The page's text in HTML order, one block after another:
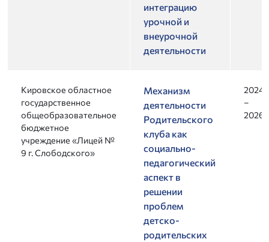
интеграцию
урочной и
внеурочной
деятельности
Кировское областное
государственное
общеобразовательное
бюджетное
учреждение «Лицей №
9 г. Слободского»
Механизм
деятельности
Родительского
клуба как
социально-
педагогический
аспект в
решении
проблем
детско-
родительских
2024
–
2026